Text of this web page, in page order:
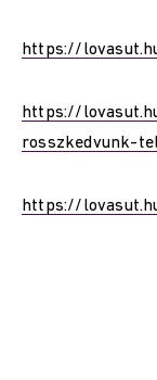
https://
https://
rosszkedvunk-
https://